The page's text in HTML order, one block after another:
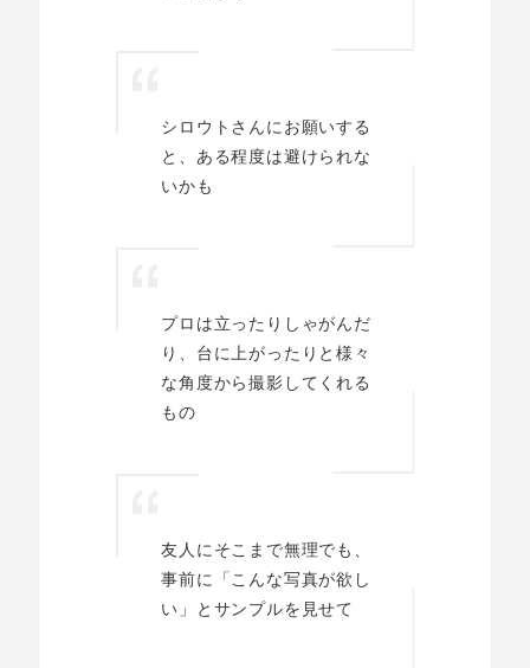
シロウトさんにお願いする
と、ある程度は避けられな
いかも
プロは立ったりしゃがんだ
り、台に上がったりと様々
な角度から撮影してくれる
もの
友人にそこまで無理でも、
事前に「こんな写真が欲し
い」とサンプルを見せて